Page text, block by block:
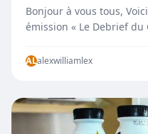
Bonjour à vous tous,
émission « Le Debrief du
ALalexwilliamlex